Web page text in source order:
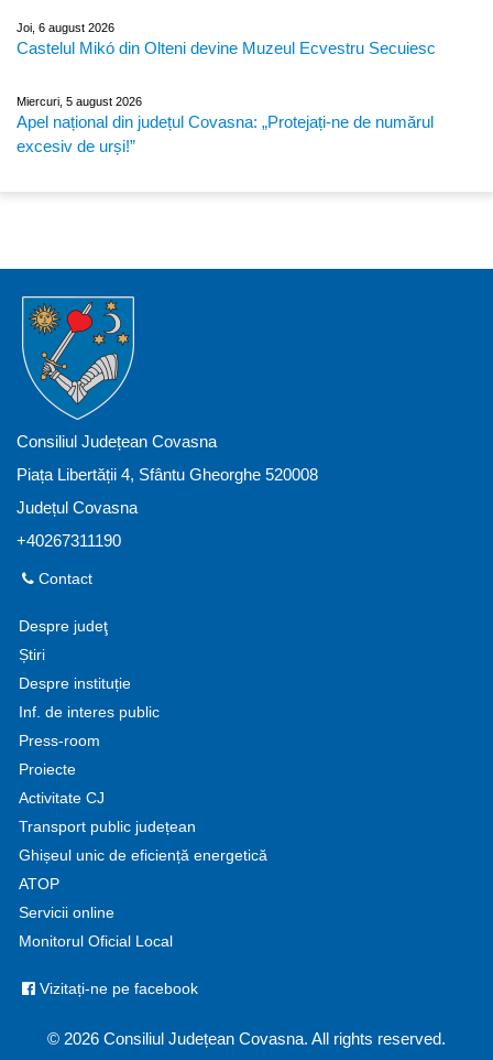
Joi, 6 august 2026
Castelul Mikó din Olteni devine Muzeul Ecvestru Secuiesc
Miercuri, 5 august 2026
Apel național din județul Covasna: „Protejați-ne de numărul
excesiv de urși!”
Consiliul Județean Covasna
Piața Libertății 4, Sfântu Gheorghe 520008
Județul Covasna
+40267311190
Contact
Despre judeţ
Știri
Despre instituție
Inf. de interes public
Press-room
Proiecte
Activitate CJ
Transport public județean
Ghișeul unic de eficiență energetică
ATOP
Servicii online
Monitorul Oficial Local
Vizitați-ne pe facebook
© 2026 Consiliul Județean Covasna. All rights reserved.